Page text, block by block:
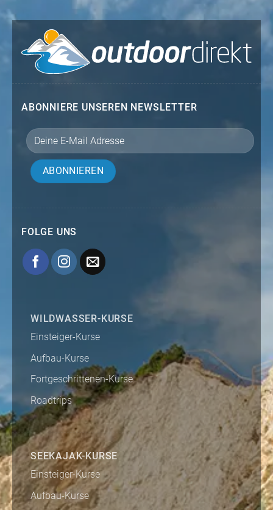
ABONNIERE UNSEREN NEWSLETTER
FOLGE UNS
WILDWASSER-KURSE
Einsteiger-Kurse
Aufbau-Kurse
Fortgeschrittenen-Kurse
Roadtrips
SEEKAJAK-KURSE
Einsteiger-Kurse
Aufbau-Kurse